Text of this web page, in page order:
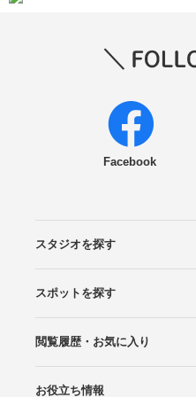
Facebook
スタジオを探す
エリアから探す
こだわりから探す
NEW PHOTO STYLE
プランから探す
フォトタイプ診断
フォトグラファーから探す
国内リゾートから探す
スポットを探す
ロケーションから探す
スタジオから探す
閲覧履歴・お気に入り
閲覧スタジオ
お気に入り
お役立ち情報